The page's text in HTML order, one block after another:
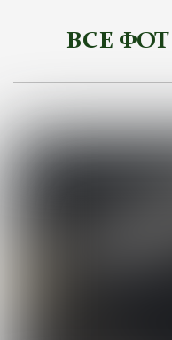
ВСЕ